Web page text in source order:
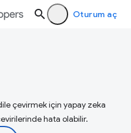
Oturum aç
çevirmek için yapay zeka
hata olabilir.